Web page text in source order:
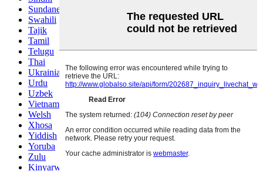
Sundanese
Swahili
Tajik
Tamil
Telugu
Thai
Ukrainian
Urdu
Uzbek
Vietnamese
Welsh
Xhosa
Yiddish
Yoruba
Zulu
Kinyarwanda